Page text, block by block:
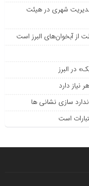
شهری در هیئت
از آبخوان‌های البرز است
در البرز
نیاز دارد
سازی نشانی ها
است